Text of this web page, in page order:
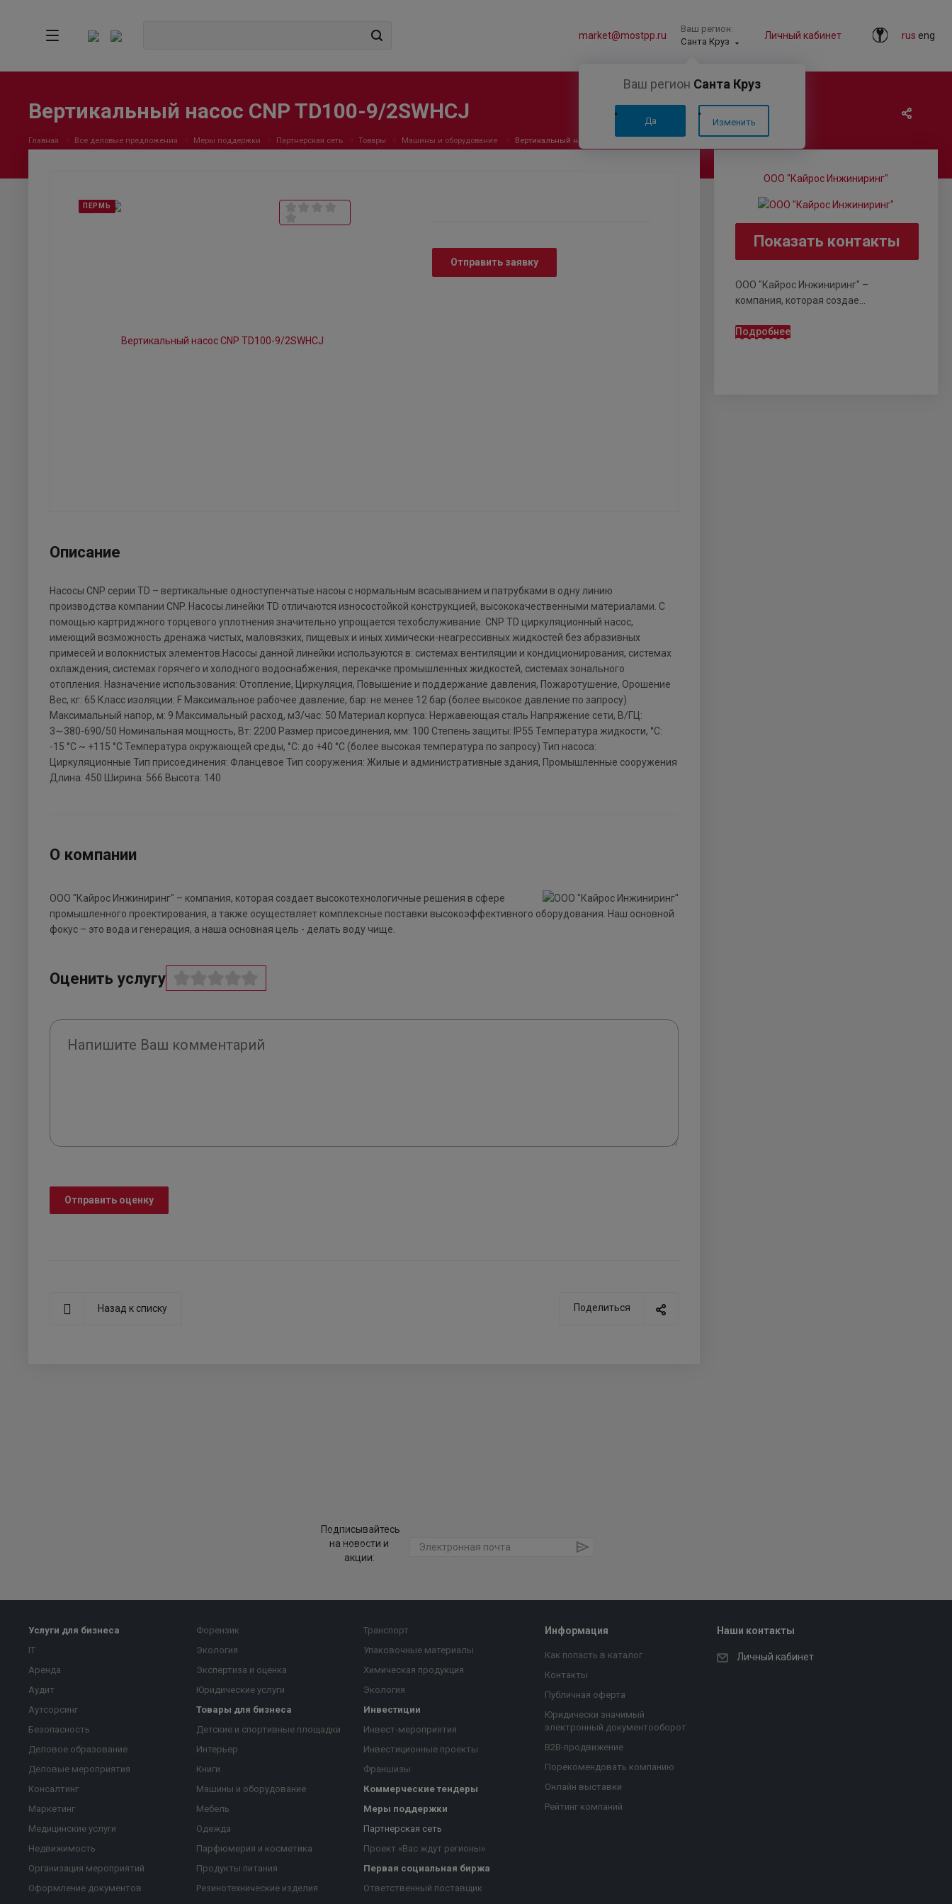
rus eng
Личный кабинет
Ваш регион:
Санта Круз
Ваш регион Санта Круз
Да Изменить
market@mostpp.ru
Вертикальный насос CNP TD100-9/2SWHCJ
Главная Все деловые предложения Меры поддержки Партнерская сеть Товары Машины и оборудование Вертикальный насос CNP TD100-9/2SWHCJ
ООО "Кайрос Инжиниринг"
Показать контакты
ООО "Кайрос Инжиниринг" –
компания, которая создае...
Подробнее
ПЕРМЬ
Отправить заявку
Описание
Насосы CNP серии TD – вертикальные одноступенчатые насоы с нормальным всасыванием и патрубками в одну линию
производства компании CNP. Насосы линейки TD отличаются износостойкой конструкцией, высококачественными материалами. С
помощью картриджного торцевого уплотнения значительно упрощается техобслуживание. CNP TD циркуляционный насос,
имеющий возможность дренажа чистых, маловязких, пищевых и иных химически-неагрессивных жидкостей без абразивных
примесей и волокнистых элементов.Насосы данной линейки используются в: системах вентиляции и кондиционирования, системах
охлаждения, системах горячего и холодного водоснабжения, перекачке промышленных жидкостей, системах зонального
отопления. Назначение использования: Отопление, Циркуляция, Повышение и поддержание давления, Пожаротушение, Орошение
Вес, кг: 65 Класс изоляции: F Максимальное рабочее давление, бар: не менее 12 бар (более высокое давление по запросу)
Максимальный напор, м: 9 Максимальный расход, м3/час: 50 Материал корпуса: Нержавеющая сталь Напряжение сети, В/ГЦ:
3∼380-690/50 Номинальная мощность, Вт: 2200 Размер присоединения, мм: 100 Степень защиты: IP55 Температура жидкости, °С:
-15 °С ~ +115 °С Температура окружающей среды, °С: до +40 °С (более высокая температура по запросу) Тип насоса:
Циркуляционные Тип присоединения: Фланцевое Тип сооружения: Жилые и административные здания, Промышленные сооружения
Длина: 450 Ширина: 566 Высота: 140
О компании
ООО "Кайрос Инжиниринг" – компания, которая создает высокотехнологичные решения в сфере
промышленного проектирования, а также осуществляет комплексные поставки высокоэффективного оборудования. Наш основной
фокус – это вода и генерация, а наша основная цель - делать воду чище.
Оценить услугу
Отправить оценку
Поделиться
Назад к списку
Подписывайтесь
на новости и
акции:
Услуги для бизнеса
IT
Аренда
Аудит
Аутсорсинг
Безопасность
Деловое образование
Деловые мероприятия
Консалтинг
Маркетинг
Медицинские услуги
Недвижимость
Организация мероприятий
Оформление документов
Форензик
Экология
Экспертиза и оценка
Юридические услуги
Товары для бизнеса
Детские и спортивные площадки
Интерьер
Книги
Машины и оборудование
Мебель
Одежда
Парфюмерия и косметика
Продукты питания
Резинотехнические изделия
Транспорт
Упаковочные материалы
Химическая продукция
Экология
Инвестиции
Инвест-мероприятия
Инвестиционные проекты
Франшизы
Коммерческие тендеры
Меры поддержки
Партнерская сеть
Проект «Вас ждут регионы»
Первая социальная биржа
Ответственный поставщик
Информация
Как попасть в каталог
Контакты
Публичная оферта
Юридически значимый
электронный документооборот
B2B-продвижение
Порекомендовать компанию
Онлайн выставки
Рейтинг компаний
Наши контакты
Личный кабинет